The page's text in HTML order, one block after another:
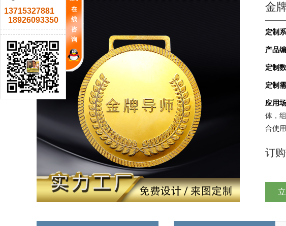
金
定制
产品
定制
定制
应用
体，
合使用
订购
在
线
咨
询
13715327881
18926093350